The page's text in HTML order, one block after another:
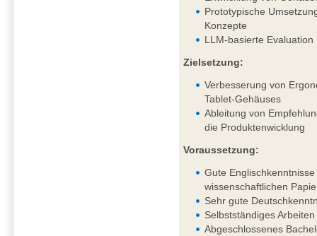
Prototypische
Konzepte
LLM-basierte Evaluation
Zielsetzung:
Verbesserung von
Tablet-Gehäuses
Ableitung von
die Produktenwicklung
Voraussetzung:
Gute
wissenschaftlichen
Sehr gute
Selbstständiges
Abgeschlossenes